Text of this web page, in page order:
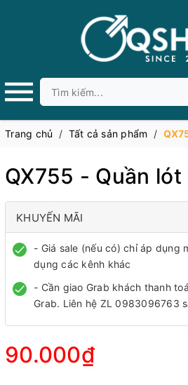
Trang chủ / Tất cả sản phẩm /
QX755 - Quần lót
KHUYẾN MÃI
- Giá sale (nếu có) chỉ áp dụng
dụng các kênh khác
- Cần giao Grab khách thanh
Grab. Liên hệ ZL 0983096763
90.000₫